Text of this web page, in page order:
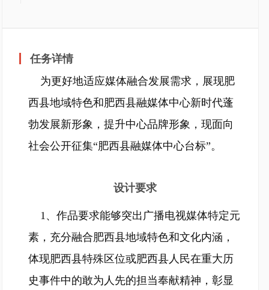
任务详情
为更好地适应媒体融合发展需求，展现肥
西县地域特色和肥西县融媒体中心新时代蓬
勃发展新形象，提升中心品牌形象，现面向
社会公开征集“肥西县融媒体中心台标”。
设计要求
1、作品要求能够突出广播电视媒体特定元
素，充分融合肥西县地域特色和文化内涵，
体现肥西县特殊区位或肥西县人民在重大历
史事件中的敢为人先的担当奉献精神，彰显